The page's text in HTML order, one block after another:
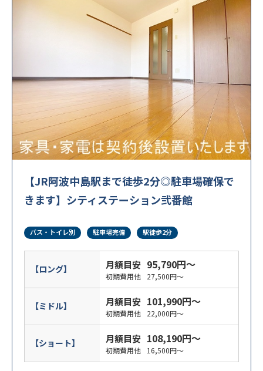
【JR阿波中島駅まで徒歩2分◎駐車場確保で
きます】シティステーション弐番館
バス・トイレ別 駐車場完備 駅徒歩2分
【ロング】 月額目安 95,790円～
初期費用他 27,500円～
【ミドル】 月額目安 101,990円～
初期費用他 22,000円～
【ショート】 月額目安 108,190円～
初期費用他 16,500円～